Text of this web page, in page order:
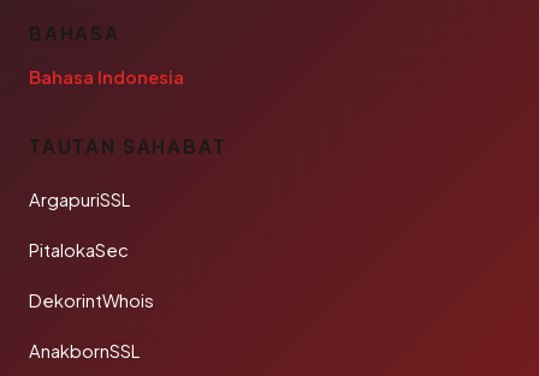
BAHASA
Bahasa Indonesia
TAUTAN SAHABAT
ArgapuriSSL
PitalokaSec
DekorintWhois
AnakbornSSL